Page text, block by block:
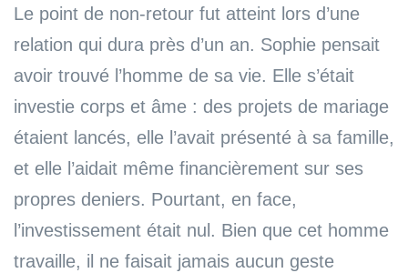
Le point de non-retour fut atteint lors d’une
relation qui dura près d’un an. Sophie pensait
avoir trouvé l’homme de sa vie. Elle s’était
investie corps et âme : des projets de mariage
étaient lancés, elle l’avait présenté à sa famille,
et elle l’aidait même financièrement sur ses
propres deniers. Pourtant, en face,
l’investissement était nul. Bien que cet homme
travaille, il ne faisait jamais aucun geste